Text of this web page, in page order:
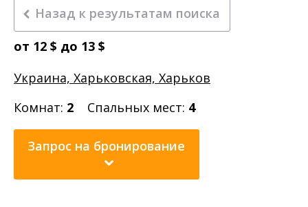
Назад к результатам поиска
от 12 $ до 13 $
Украина, Харьковская, Харьков
Комнат: 2 Спальных мест: 4
Запрос на бронирование